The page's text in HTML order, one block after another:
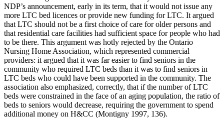
NDP’s announcement, early in its term, that it would not issue any
more LTC bed licences or provide new funding for LTC. It argued
that LTC should not be a first choice of care for older persons and
that residential care facilities had sufficient space for people who had
to be there. This argument was hotly rejected by the Ontario
Nursing Home Association, which represented commercial
providers: it argued that it was far easier to find seniors in the
community who required LTC beds than it was to find seniors in
LTC beds who could have been supported in the community. The
association also emphasized, correctly, that if the number of LTC
beds were constrained in the face of an aging population, the ratio of
beds to seniors would decrease, requiring the government to spend
additional money on H&CC (Montigny 1997, 136).